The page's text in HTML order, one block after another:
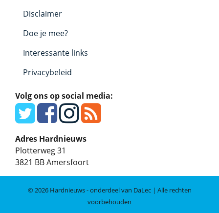
Disclaimer
Doe je mee?
Interessante links
Privacybeleid
Volg ons op social media:
Adres Hardnieuws
Plotterweg 31
3821 BBAmersfoort
© 2026 Hardnieuws - onderdeel van DaLec | Alle rechten
voorbehouden